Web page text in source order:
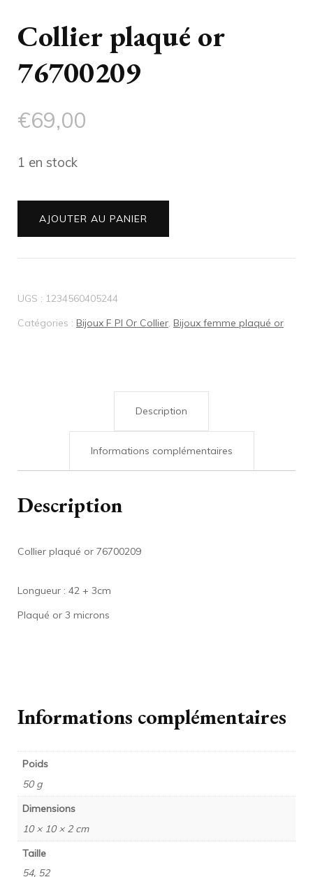
Collier plaqué or
76700209
€69,00
1 en stock
quantité
Collier
or
76700209
AJOUTER AU PANIER
UGS : 1234560405244
Catégories : Bijoux F Pl Or Collier, Bijoux femme plaqué or
Description
Informations complémentaires
Description
Collier plaqué or 76700209
Longueur : 42 + 3cm
Plaqué or 3 microns
Informations complémentaires
Poids
50 g
Dimensions
10 × 10 × 2 cm
Taille
54, 52